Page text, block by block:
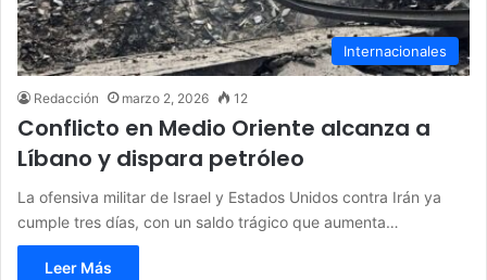
Internacionales
Redacción marzo 2, 2026 12
Conflicto en Medio Oriente alcanza a
Líbano y dispara petróleo
La ofensiva militar de Israel y Estados Unidos contra Irán ya
cumple tres días, con un saldo trágico que aumenta…
Leer Más